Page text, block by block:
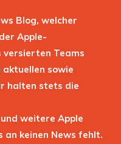
Blog, welcher
Apple-
Teams
sowie
halten stets die
und weitere Apple
an keinen News fehlt.